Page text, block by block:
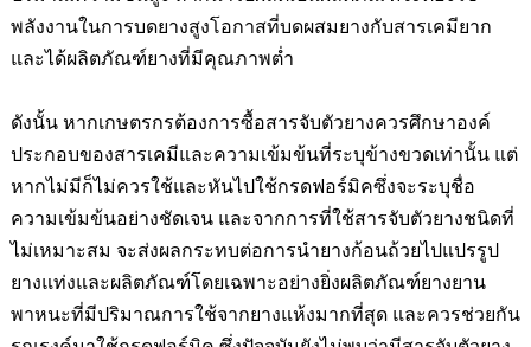
พลังงานในการบดยางสูงโอกาสที่บดผสมยางกับสารเคมียาก
และได้ผลิตภัณฑ์ยางที่มีคุณภาพต่ำ
ดังนั้น หากเกษตรกรต้องการซื้อสารจับตัวยางควรศึกษาองค์
ประกอบของสารเคมีและความเข้มข้นที่ระบุข้างขวดเท่านั้น แต่
หากไม่มีก็ไม่ควรใช้และหันไปใช้กรดฟอร์มิคซึ่งจะระบุชื่อ
ความเข้มข้นอย่างชัดเจน และจากการที่ใช้สารจับตัวยางชนิดที่
ไม่เหมาะสม จะส่งผลกระทบต่อการนำยางก้อนถ้วยไปแปรรูป
ยางแท่งและผลิตภัณฑ์โดยเฉพาะอย่างยิ่งผลิตภัณฑ์ยางยาน
พาหนะที่มีปริมาณการใช้จากยางแห้งมากที่สุด และควรช่วยกัน